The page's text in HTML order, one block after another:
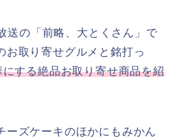
送の「前略、大とくさん」で
お取り寄せグルメと銘打っ
にする絶品お取り寄せ商品を紹
ーズケーキのほかにもみかん